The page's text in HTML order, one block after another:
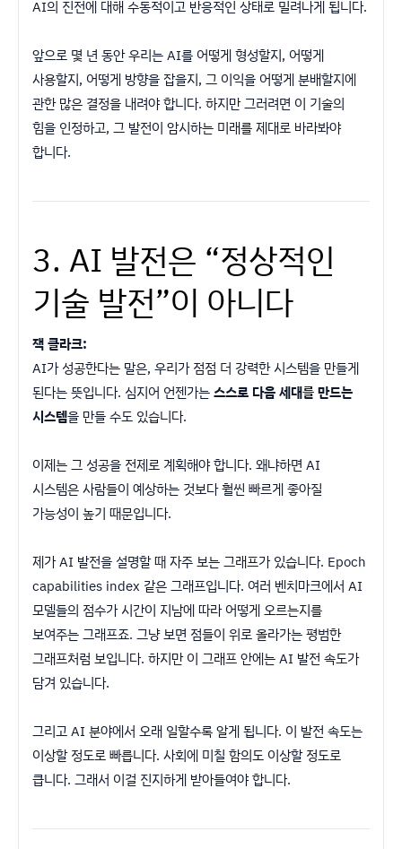
AI의 진전에 대해 수동적이고 반응적인 상태로 밀려나게 됩니다.
앞으로 몇 년 동안 우리는 AI를 어떻게 형성할지, 어떻게
사용할지, 어떻게 방향을 잡을지, 그 이익을 어떻게 분배할지에
관한 많은 결정을 내려야 합니다. 하지만 그러려면 이 기술의
힘을 인정하고, 그 발전이 암시하는 미래를 제대로 바라봐야
합니다.
3. AI 발전은 “정상적인
기술 발전”이 아니다
잭 클라크:
AI가 성공한다는 말은, 우리가 점점 더 강력한 시스템을 만들게
된다는 뜻입니다. 심지어 언젠가는스스로 다음 세대를 만드는
시스템을 만들 수도 있습니다.
이제는 그 성공을 전제로 계획해야 합니다. 왜냐하면 AI
시스템은 사람들이 예상하는 것보다 훨씬 빠르게 좋아질
가능성이 높기 때문입니다.
제가 AI 발전을 설명할 때 자주 보는 그래프가 있습니다. Epoch
capabilities index 같은 그래프입니다. 여러 벤치마크에서 AI
모델들의 점수가 시간이 지남에 따라 어떻게 오르는지를
보여주는 그래프죠. 그냥 보면 점들이 위로 올라가는 평범한
그래프처럼 보입니다. 하지만 이 그래프 안에는 AI 발전 속도가
담겨 있습니다.
그리고 AI 분야에서 오래 일할수록 알게 됩니다. 이 발전 속도는
이상할 정도로 빠릅니다. 사회에 미칠 함의도 이상할 정도로
큽니다. 그래서 이걸 진지하게 받아들여야 합니다.